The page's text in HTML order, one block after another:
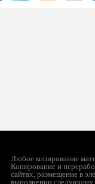
Любое копирование
Копирование и
сайтах, размещение в
выполнении следующих